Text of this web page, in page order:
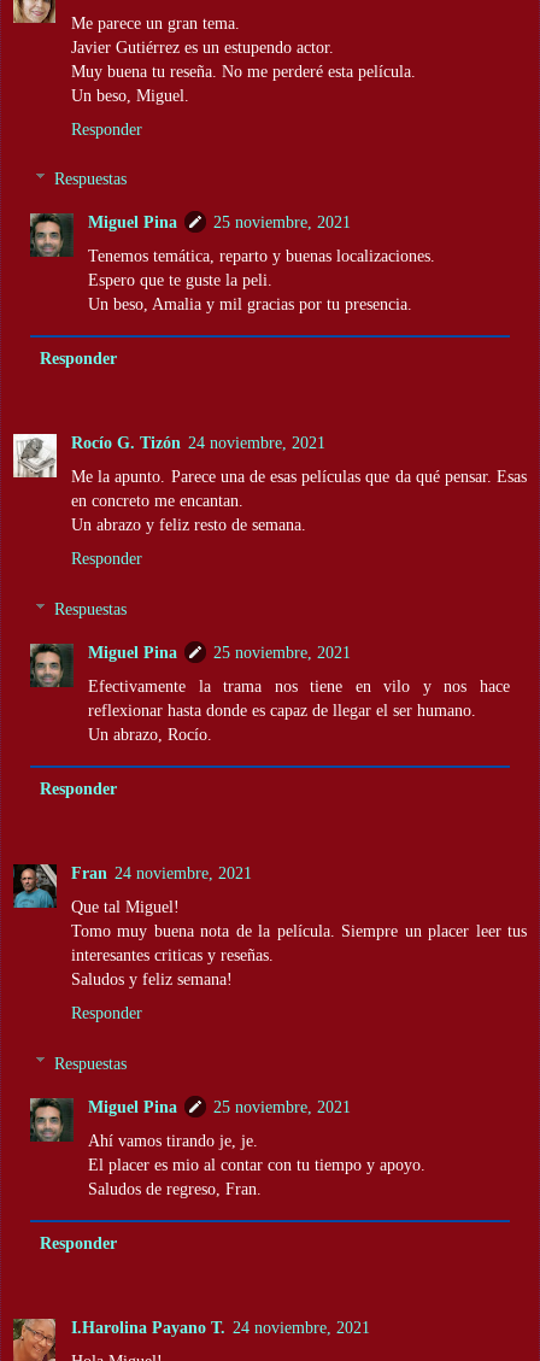
Me parece un gran tema.
Javier Gutiérrez es un estupendo actor.
Muy buena tu reseña. No me perderé esta película.
Un beso, Miguel.
Responder
Respuestas
Miguel Pina
25 noviembre, 2021
Tenemos temática, reparto y buenas localizaciones.
Espero que te guste la peli.
Un beso, Amalia y mil gracias por tu presencia.
Responder
Rocío G. Tizón 24 noviembre, 2021
Me la apunto. Parece una de esas películas que da qué pensar. Esas
en concreto me encantan.
Un abrazo y feliz resto de semana.
Responder
Respuestas
Miguel Pina
25 noviembre, 2021
Efectivamente la trama nos tiene en vilo y nos hace
reflexionar hasta donde es capaz de llegar el ser humano.
Un abrazo, Rocío.
Responder
Fran 24 noviembre, 2021
Que tal Miguel!
Tomo muy buena nota de la película. Siempre un placer leer tus
interesantes criticas y reseñas.
Saludos y feliz semana!
Responder
Respuestas
Miguel Pina
25 noviembre, 2021
Ahí vamos tirando je, je.
El placer es mio al contar con tu tiempo y apoyo.
Saludos de regreso, Fran.
Responder
I.Harolina Payano T. 24 noviembre, 2021